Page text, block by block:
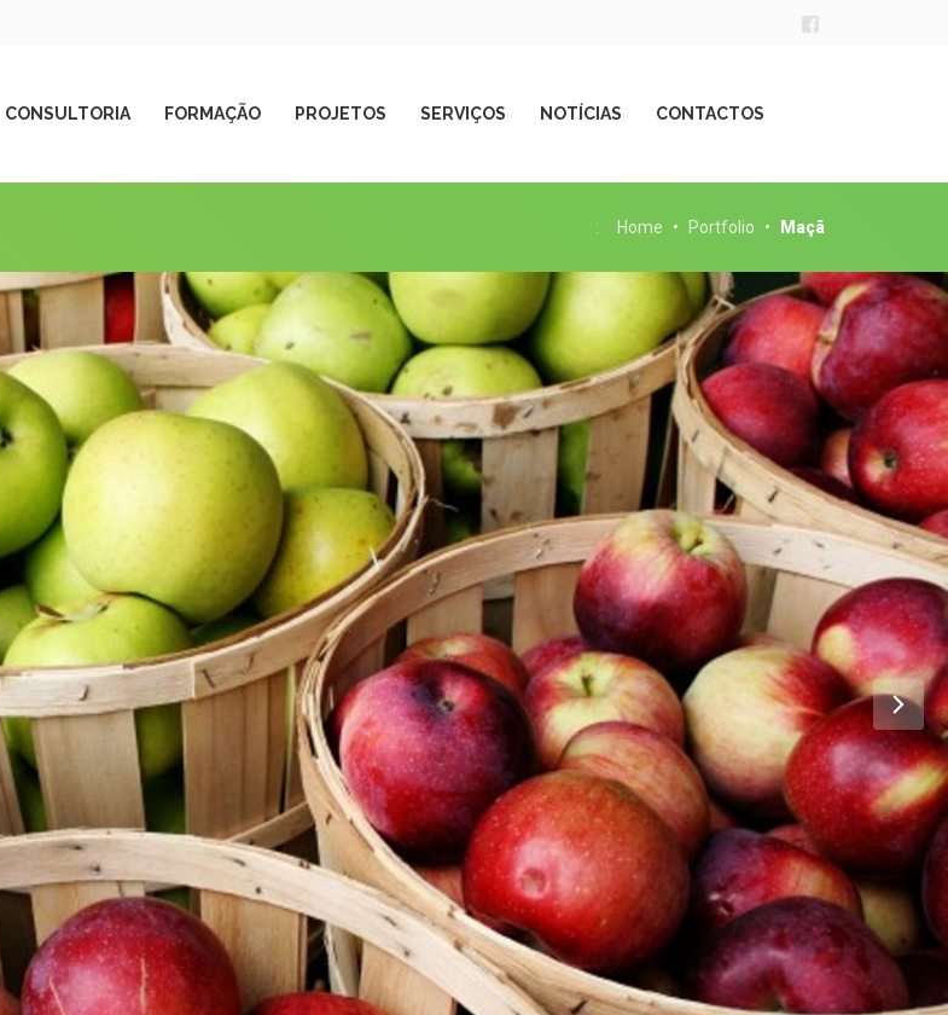
CONSULTORIA FORMAÇÃO PROJETOS SERVIÇOS NOTÍCIAS CONTACTOS
: Home • Portfolio • Maçã